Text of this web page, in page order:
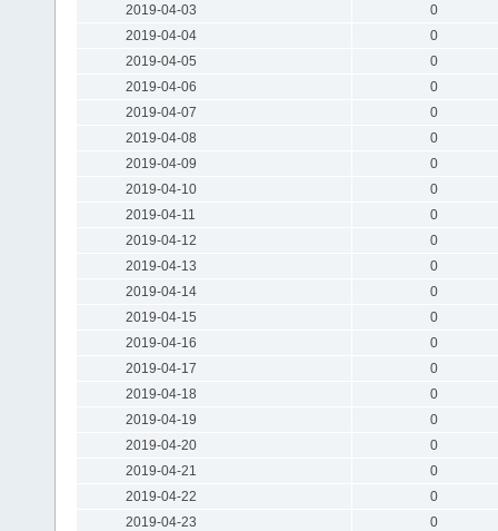
2019-04-03
0
2019-04-04
0
2019-04-05
0
2019-04-06
0
2019-04-07
0
2019-04-08
0
2019-04-09
0
2019-04-10
0
2019-04-11
0
2019-04-12
0
2019-04-13
0
2019-04-14
0
2019-04-15
0
2019-04-16
0
2019-04-17
0
2019-04-18
0
2019-04-19
0
2019-04-20
0
2019-04-21
0
2019-04-22
0
2019-04-23
0